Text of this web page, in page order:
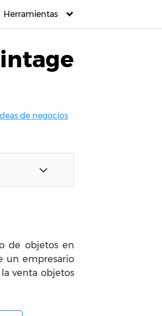
Herramientas
de negocios
de objetos en
un empresario
venta objetos